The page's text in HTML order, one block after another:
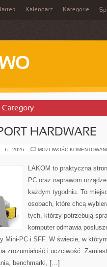
Kalendarz Kategorie
Category
HARDWARE
- 6 - 2026 MOŻLIWOŚĆ
LAKOM to praktyczna
PC oraz naprawom
każdym tygodniu. To
osobach, które chcą
tych, którzy potrzebują
komputer odmawia
Mini-PC i SFF. W świecie, w
zrozumiałość i uczciwość.
benchmarki, […]